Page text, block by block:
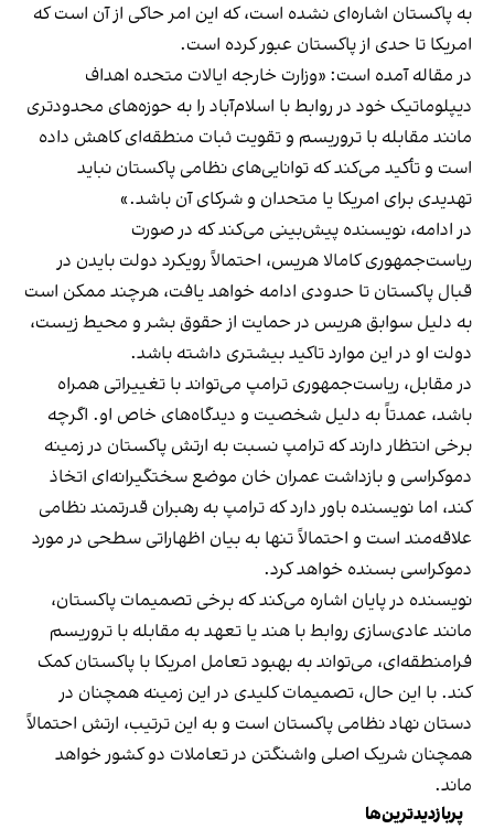
به پاکستان اشاره‌ای نشده است، که این امر حاکی از آن است که
امریکا تا حدی از پاکستان عبور کرده است.
در مقاله آمده است: «وزارت خارجه ایالات متحده اهداف
دیپلوماتیک خود در روابط با اسلام‌آباد را به حوزه‌های محدودتری
مانند مقابله با تروریسم و تقویت ثبات منطقه‌ای کاهش داده
است و تأکید می‌کند که توانایی‌های نظامی پاکستان نباید
تهدیدی برای امریکا یا متحدان و شرکای آن باشد.»
در ادامه، نویسنده پیش‌بینی می‌کند که در صورت
ریاست‌جمهوری کامالا هریس، احتمالاً رویکرد دولت بایدن در
قبال پاکستان تا حدودی ادامه خواهد یافت، هرچند ممکن است
به دلیل سوابق هریس در حمایت از حقوق بشر و محیط زیست،
دولت او در این موارد تاکید بیشتری داشته باشد.
در مقابل، ریاست‌جمهوری ترامپ می‌تواند با تغییراتی همراه
باشد، عمدتاً به دلیل شخصیت و دیدگاه‌های خاص او. اگرچه
برخی انتظار دارند که ترامپ نسبت به ارتش پاکستان در زمینه
دموکراسی و بازداشت عمران خان موضع سختگیرانه‌ای اتخاذ
کند، اما نویسنده باور دارد که ترامپ به رهبران قدرتمند نظامی
علاقه‌مند است و احتمالاً تنها به بیان اظهاراتی سطحی در مورد
دموکراسی بسنده خواهد کرد.
نویسنده در پایان اشاره می‌کند که برخی تصمیمات پاکستان،
مانند عادی‌سازی روابط با هند یا تعهد به مقابله با تروریسم
فرامنطقه‌ای، می‌تواند به بهبود تعامل امریکا با پاکستان کمک
کند. با این حال، تصمیمات کلیدی در این زمینه همچنان در
دستان نهاد نظامی پاکستان است و به این ترتیب، ارتش احتمالاً
همچنان شریک اصلی واشنگتن در تعاملات دو کشور خواهد
ماند.
پربازدیدترین‌ها